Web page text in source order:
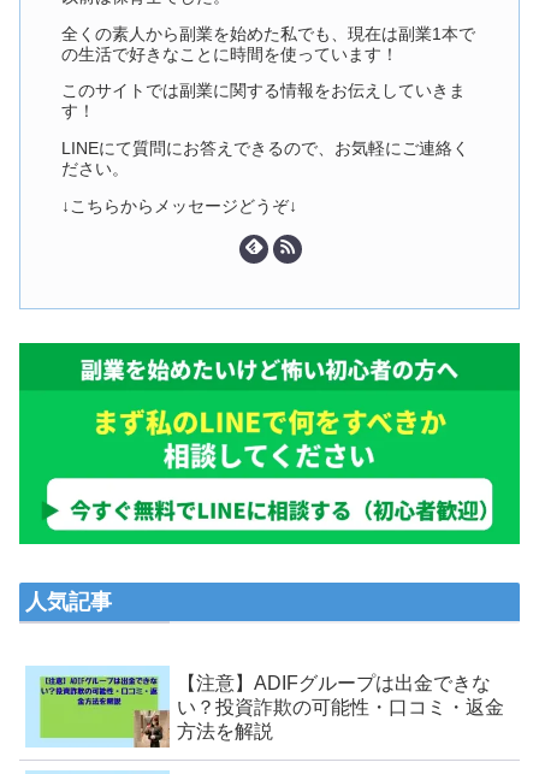
全くの素人から副業を始めた私でも、現在は副業1本で
の生活で好きなことに時間を使っています！
このサイトでは副業に関する情報をお伝えしていきま
す！
LINEにて質問にお答えできるので、お気軽にご連絡く
ださい。
↓こちらからメッセージどうぞ↓
人気記事
【注意】ADIFグループは出金できな
い？投資詐欺の可能性・口コミ・返金
方法を解説